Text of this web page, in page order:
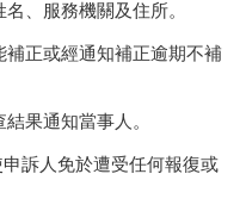
、服務機關及住所。
正或經通知補正逾期不補
果通知當事人。
訴人免於遭受任何報復或